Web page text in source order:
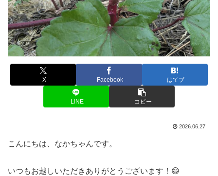
X Facebook はてブ
LINE コピー
2026.06.27
こんにちは、なかちゃんです。
いつもお越しいただきありがとうございます！😄